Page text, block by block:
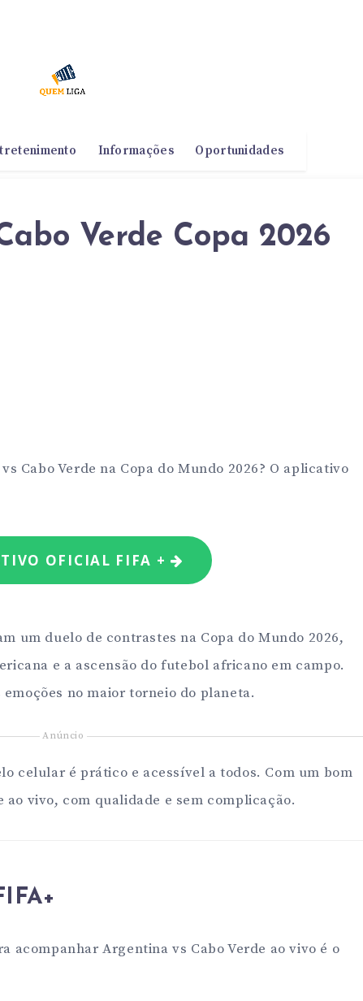
Informações Oportunidades
Verde Copa 2026
Cabo Verde na Copa do Mundo 2026? O aplicativo
OFICIAL FIFA +
um duelo de contrastes na Copa do Mundo 2026,
e a ascensão do futebol africano em campo.
no maior torneio do planeta.
Anúncio
celular é prático e acessível a todos. Com um bom
vivo, com qualidade e sem complicação.
acompanhar Argentina vs Cabo Verde ao vivo é o